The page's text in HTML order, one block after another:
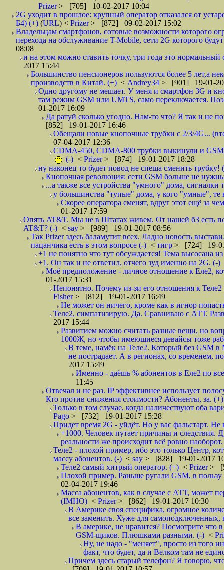
Prizer> [705] 10-02-2017 10:04
2G уходит в прошлое: крупный оператор отказался от
Б4) (+) (URL) < Prizer> [872] 09-02-2017 15:02
Владельцам смартфонов, сотовые возможности которого
перехода на обслуживание T-Mobile, сети 2G которого
08:08
и на этом можно ставить точку, три года это
2017 15:44
Большинство пенсионеров пользуются более 5 лет,а
производств в Китай. (+) < Andrеy34 > [901] 19-01-
Одно другому не мешает. У меня и смартфон 3G и
там режим GSM или UMTS, само переключается.
01-2017 16:09
Да ратуй сколько угодно. Нам-то что? Я так и не
[852] 19-01-2017 16:46
Обещали новые кнопочные трубки с 2/3/4G...
07-04-2017 12:36
CDMA-450, CDMA-800 трубки выкинули и
(-) < Prizer> [874] 19-01-2017 18:28
ну наконец то будет повод не спеша сменить
Кнопочная революция: сети GSM больше не
...а также все устройства "умного" дома,
у большинства "тупые" дома, у кого "умные", те
Скорее оператора сменят, вдруг этот ещё за
01-2017 17:59
Опять AT&T. Мы не в Штатах живем. От нашей б3 есть
AT&T? (-) < say > [989] 19-01-2017 08:56
Так Prizer здесь баламутит всех. Ладно новость
пацанчика есть в этом вопросе (-) < тигр > [724] 19-
+1 не понятно что тут обсуждается! Тема высосана
+1. Он так и не ответил, отчего зуд именно на 2G. (-)
Моё предположение - личное отношение к Еле2,
01-2017 15:31
Непонятно. Почему из-зи его отношения к
Fisher> [812] 19-01-2017 16:49
Не может он ничего, кроме как в игнор
Теле2, симпатизирую. Да. Сравниваю с АТТ.
2017 15:44
Развитием можно считать разные вещи, но
1000Ж, но чтобы имеющиеся девайсы тоже
В теме, намёк на Теле2. Который без GSM
не пострадает. А в регионах, со временем,
2017 15:49
Именно - даёшь % абонентов в Еле2 по
11:45
Отвечал и не раз. IP эффективнее использует
Кто против снижения стоимости? Абоненты, за. (+)
Только в том случае, когда наличествуют оба
Pago > [732] 19-01-2017 15:28
Придет время 2G - уйдёт. Но у вас фальстарт. Не
+1000. Человек путает причины и следствия.
реальности же происходит всё ровно
Теле2 - плохой пример, ибо это только Центр,
массу абонентов. (-) < say > [828] 19-01-2017
Теле2 самый хитрый оператор. (+) < Prizer>
Плохой пример. Раньше ругали GSM, в
02-04-2017 19:46
Масса абонентов, как в случае с АТТ, может
(IMHO) < Prizer> [862] 19-01-2017 10:30
В Америке своя специфика, огромное
все заменить. Хуже для самоподключенных,
В америке, не нравится? Посмотрите что
GSM-щиков. Плюшками разными. (-) <
Ну, не надо - "меняет", просто из того
факт, что будет, да и Велком там не
Причем здесь старый телефон? Я говорю,